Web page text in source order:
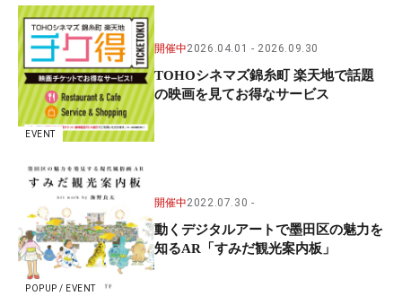
EVENT
開催中2026.04.01 2026.09.30
TOHOシネマズ錦糸町 楽天地で話題
の映画を見てお得なサービス
POPUP / EVENT
開催中2022.07.30
動くデジタルアートで墨田区の魅力を
知るAR「すみだ観光案内板」